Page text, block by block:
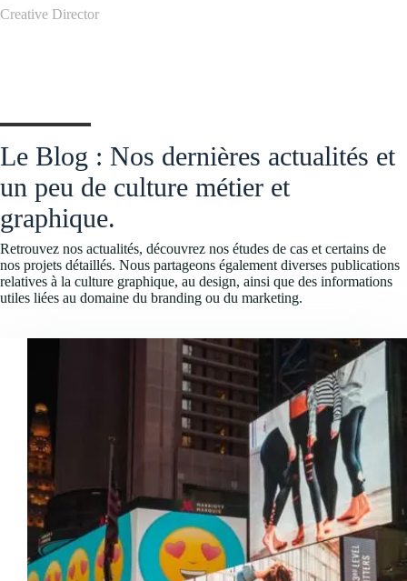
Creative Director
Le Blog : Nos dernières actualités et
un peu de culture métier et
graphique.
Retrouvez nos actualités, découvrez nos études de cas et certains de
nos projets détaillés. Nous partageons également diverses publications
relatives à la culture graphique, au design, ainsi que des informations
utiles liées au domaine du branding ou du marketing.